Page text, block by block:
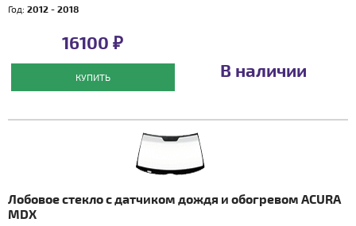
Год: 2012 - 2018
16100 ₽
КУПИТЬ В наличии
Лобовое стекло с датчиком дождя и обогревом ACURA
MDX